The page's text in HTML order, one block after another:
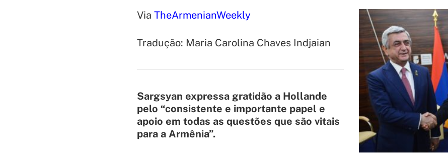
Via TheArmenianWeekly
Tradução: Maria Carolina Chaves Indjaian
Sargsyan expressa gratidão a Hollande
pelo “consistente e importante papel e
apoio em todas as questões que são vitais
para a Armênia”.